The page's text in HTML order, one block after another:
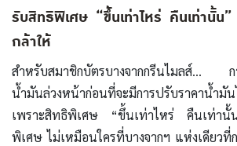
รับสิทธิพิเศษ “ขึ้นเท่าไหร่ คืนเท่านั้น
กล้าให้
สำหรับสมาชิกบัตรบางจากกรีนไมลส์… กา
น้ำมันล่วงหน้าก่อนที่จะมีการปรับราคาน้ำมัน
เพราะสิทธิพิเศษ “ขึ้นเท่าไหร่ คืนเท่า
พิเศษ ไม่เหมือนใครที่บางจากฯ แห่งเดียวที่